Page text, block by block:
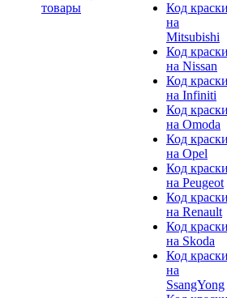
товары
Код краски
на
Mitsubishi
Код краски
на Nissan
Код краски
на Infiniti
Код краски
на Omoda
Код краски
на Opel
Код краски
на Peugeot
Код краски
на Renault
Код краски
на Skoda
Код краски
на
SsangYong